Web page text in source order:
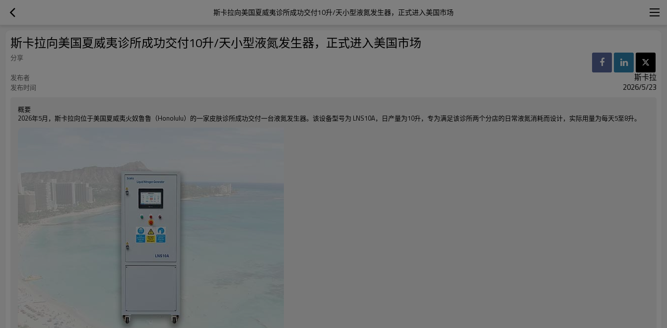
斯卡拉向美国夏威夷诊所成功交付10升/天小型液氮发生器，正式进入美国市场
斯卡拉向美国夏威夷诊所成功交付10升/天小型液氮发生器，正式进入美国市场
分享
发布者
斯卡拉
发布时间 2026/5/23
概要
2026年5月，斯卡拉向位于美国夏威夷火奴鲁鲁（Honolulu）的一家皮肤诊所成功交付一台液氮发生器。该设备型号为 LNS10A，日产量为10升，专为满足该诊所两个分店的日常液氮消耗而设计，实际用量为每天5至8升。